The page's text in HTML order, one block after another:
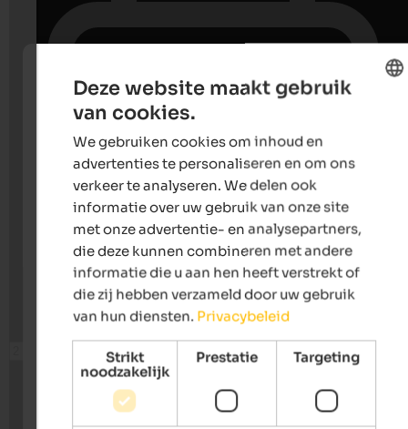
Deze website maakt gebruik
van cookies.
We gebruiken cookies om inhoud en
advertenties te personaliseren en om ons
verkeer te analyseren. We delen ook
informatie over uw gebruik van onze site
met onze advertentie- en analysepartners,
die deze kunnen combineren met andere
informatie die u aan hen heeft verstrekt of
die zij hebben verzameld door uw gebruik
van hun diensten. Privacybeleid
Strikt
noodzakelijk
Prestatie Targeting